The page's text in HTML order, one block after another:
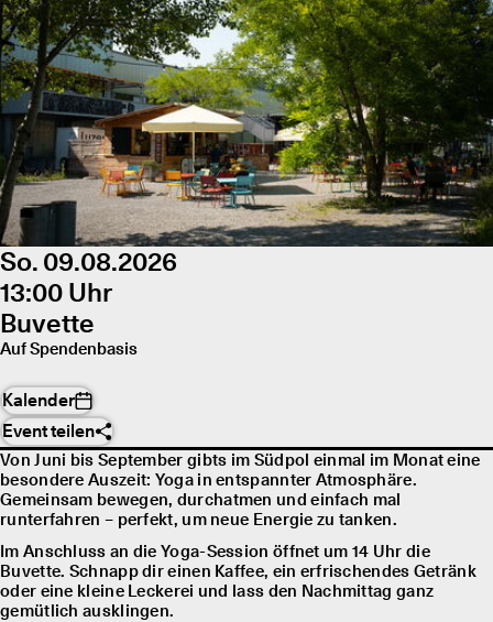
So. 09.08.2026
13:00 Uhr
Buvette
Auf Spendenbasis
Kalender
Event teilen
Von Juni bis September gibts im Südpol einmal im Monat eine
besondere Auszeit: Yoga in entspannter Atmosphäre.
Gemeinsam bewegen, durchatmen und einfach mal
runterfahren – perfekt, um neue Energie zu tanken.
Im Anschluss an die Yoga-Session öffnet um 14 Uhr die
Buvette. Schnapp dir einen Kaffee, ein erfrischendes Getränk
oder eine kleine Leckerei und lass den Nachmittag ganz
gemütlich ausklingen.